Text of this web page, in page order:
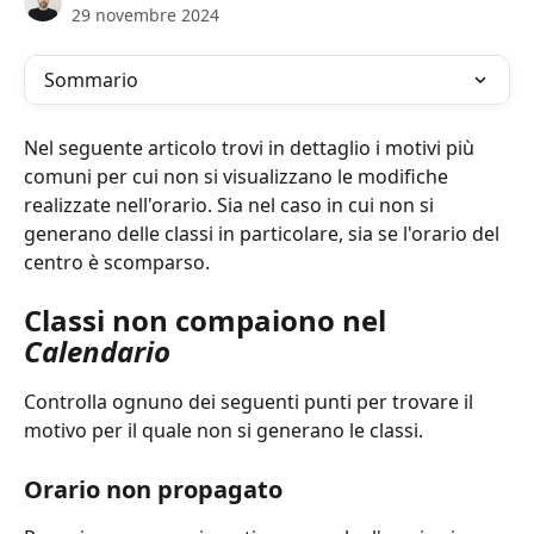
29 novembre 2024
Sommario
Nel seguente articolo trovi in dettaglio i motivi più
comuni per cui non si visualizzano le modifiche
realizzate nell'orario. Sia nel caso in cui non si
generano delle classi in particolare, sia se l'orario del
centro è scomparso.
Classi non compaiono nel
Calendario
Controlla ognuno dei seguenti punti per trovare il
motivo per il quale non si generano le classi.
Orario non propagato